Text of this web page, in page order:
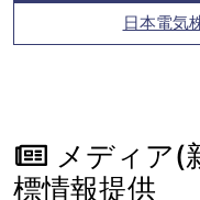
日本電気
メディア(
標情報提供